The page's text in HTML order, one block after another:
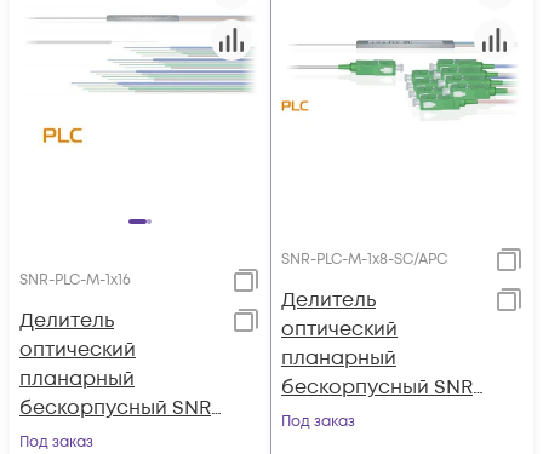
SNR-PLC-M-1x16
Делитель
оптический
планарный
бескорпусный SNR-
PLC-M-1x16
Под заказ
SNR-PLC-M-1x8-SC/APC
Делитель
оптический
планарный
бескорпусный SNR-
PLC-M-1x8-SC/APC
Под заказ